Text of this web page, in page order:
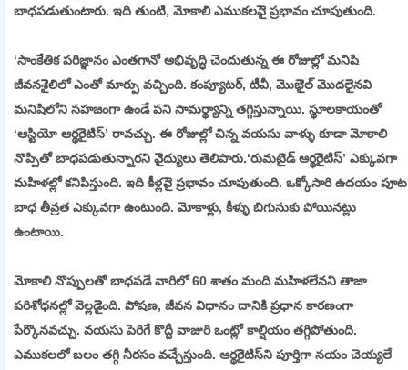
బాధపడుతుంటారు. ఇది తుంటి, మోకాలి ఎముకలపెై ప్రభావం చూపుతుంది.
‘సాంకేతిక పరిజ్ఞానం ఎంతగానో అభివృద్ధి చెందుతున్న ఈ రోజుల్లో మనిషి
జీవనశెైలిలో ఎంతో మార్పు వచ్చింది. కంప్యూటర్‌, టీవీ, మొబెైల్‌ మొదలెైనవి
మనిషిలోని సహజంగా ఉండే పని సామర్థ్యాన్ని తగ్గిస్తున్నాయి. స్థూలకాయంతో
‘ఆస్టియో ఆర్థరెైటిస్‌’ రావచ్చు. ఈ రోజుల్లో చిన్న వయసు వాళ్ళు కూడా మోకాలి
నొప్పితో బాధపడుతున్నారని వెైద్యులు తెలిపారు.‘రుమటైడ్‌ ఆర్థరెైటిస్‌’ ఎక్కువగా
మహిళల్లో కనిపిస్తుంది. ఇది కీళ్లపెై ప్రభావం చూపుతుంది. ఒక్కోసారి ఉదయం పూట
బాధ తీవ్రత ఎక్కువగా ఉంటుంది. మోకాళ్లు, కీళ్ళు బిగుసుకు పోయినట్లు
ఉంటాయి.
మోకాలి నొప్పులతో బాధపడే వారిలో 60 శాతం మంది మహిళలేనని తాజా
పరిశోధనల్లో వెల్లడెైంది. పోషణ, జీవన విధానం దానికి ప్రధాన కారణంగా
పేర్కొనవచ్చు. వయసు పెరిగే కొద్దీ వాజురి ఒంట్లో కాల్షియం తగ్గిపోతుంది.
ఎముకలలో బలం తగ్గి నీరసం వచ్చేస్తుంది. ఆర్థరెైటిస్‌ని పూర్తిగా నయం చెయ్యలే